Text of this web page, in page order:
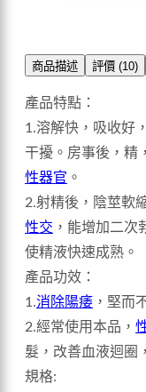
商品描述 評價 (10)
產品特點：
1.溶解快，吸收好
干擾。房事後，精
性器官 。
2.射精後，陰莖軟
性交 ，能增加二次
使精液快速成熟。
產品功效：
1.消除陽痿 ，堅而
2.經常使用本品，
髮，改善血液迴圈
規格: